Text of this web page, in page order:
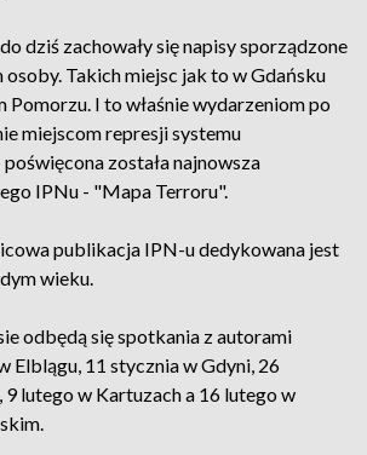
dziś zachowały się napisy sporządzone
Takich miejsc jak to w Gdańsku
Pomorzu. I to właśnie wydarzeniom po
miejscom represji systemu
została najnowsza
IPNu - "Mapa Terroru".
publikacja IPN-u dedykowana jest
wieku.
odbędą się spotkania z autorami
Elblągu, 11 stycznia w Gdyni, 26
9 lutego w Kartuzach a 16 lutego w